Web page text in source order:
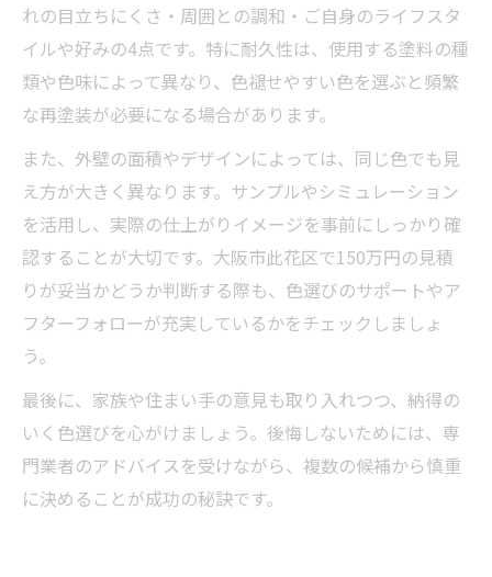
れの目立ちにくさ・周囲との調和・ご自身のライフスタ
イルや好みの4点です。特に耐久性は、使用する塗料の種
類や色味によって異なり、色褪せやすい色を選ぶと頻繁
な再塗装が必要になる場合があります。
また、外壁の面積やデザインによっては、同じ色でも見
え方が大きく異なります。サンプルやシミュレーション
を活用し、実際の仕上がりイメージを事前にしっかり確
認することが大切です。大阪市此花区で150万円の見積
りが妥当かどうか判断する際も、色選びのサポートやア
フターフォローが充実しているかをチェックしましょ
う。
最後に、家族や住まい手の意見も取り入れつつ、納得の
いく色選びを心がけましょう。後悔しないためには、専
門業者のアドバイスを受けながら、複数の候補から慎重
に決めることが成功の秘訣です。